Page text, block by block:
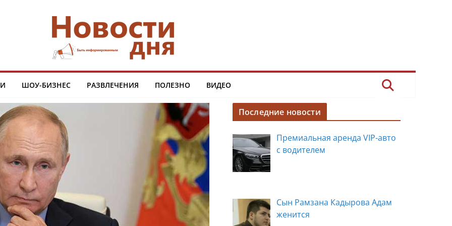
ШОУ-БИЗНЕС РАЗВЛЕЧЕНИЯ ПОЛЕЗНО ВИДЕО
Последние новости
Премиальная аренда VIP-авто
с водителем
Сын Рамзана Кадырова Адам
женится